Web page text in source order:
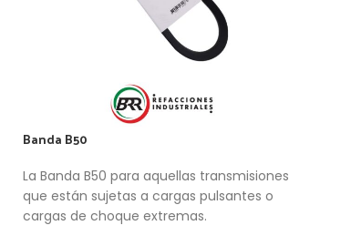
Banda B50
La Banda B50 para aquellas transmisiones
que están sujetas a cargas pulsantes o
cargas de choque extremas.